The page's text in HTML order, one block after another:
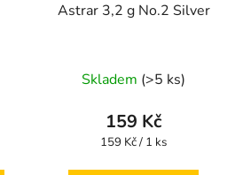
Astrar 3,2 g No.2 Silver
Skladem (>5 ks)
159 Kč
Měrná
159 Kč / 1 ks